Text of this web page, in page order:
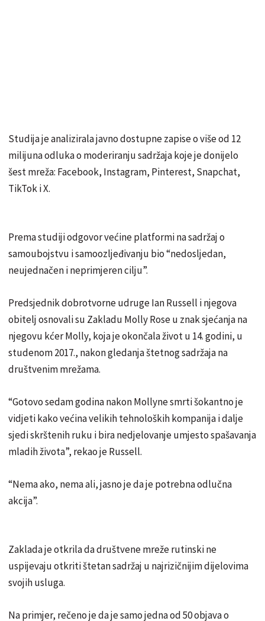
Studija je analizirala javno dostupne zapise o više od 12
milijuna odluka o moderiranju sadržaja koje je donijelo
šest mreža: Facebook, Instagram, Pinterest, Snapchat,
TikTok i X.
Prema studiji odgovor većine platformi na sadržaj o
samoubojstvu i samoozljeđivanju bio “nedosljedan,
neujednačen i neprimjeren cilju”.
Predsjednik dobrotvorne udruge Ian Russell i njegova
obitelj osnovali su Zakladu Molly Rose u znak sjećanja na
njegovu kćer Molly, koja je okončala život u 14. godini, u
studenom 2017., nakon gledanja štetnog sadržaja na
društvenim mrežama.
“Gotovo sedam godina nakon Mollyne smrti šokantno je
vidjeti kako većina velikih tehnoloških kompanija i dalje
sjedi skrštenih ruku i bira nedjelovanje umjesto spašavanja
mladih života”, rekao je Russell.
“Nema ako, nema ali, jasno je da je potrebna odlučna
akcija”.
Zaklada je otkrila da društvene mreže rutinski ne
uspijevaju otkriti štetan sadržaj u najrizičnijim dijelovima
svojih usluga.
Na primjer, rečeno je da je samo jedna od 50 objava o